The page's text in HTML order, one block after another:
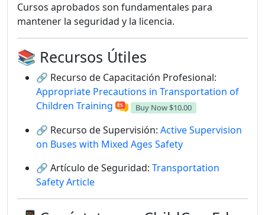
Cursos aprobados son fundamentales para
mantener la seguridad y la licencia.
📚 Recursos Útiles
🔗 Recurso de Capacitación Profesional:
Appropriate Precautions in Transportation of
Children Training
Buy Now $10.00
🔗 Recurso de Supervisión: Active Supervision
on Buses with Mixed Ages Safety
🔗 Artículo de Seguridad: Transportation
Safety Article